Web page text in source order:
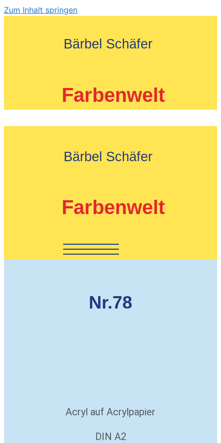
Zum Inhalt springen
Bärbel Schäfer
Farbenwelt
Bärbel Schäfer
Farbenwelt
Nr.78
Acryl auf Acrylpapier
DIN A2